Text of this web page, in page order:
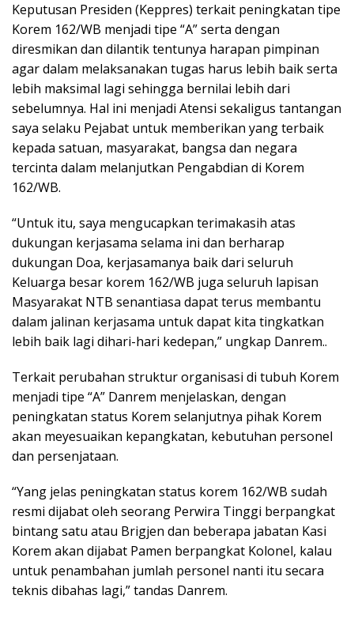
Keputusan Presiden (Keppres) terkait peningkatan tipe
Korem 162/WB menjadi tipe “A” serta dengan
diresmikan dan dilantik tentunya harapan pimpinan
agar dalam melaksanakan tugas harus lebih baik serta
lebih maksimal lagi sehingga bernilai lebih dari
sebelumnya. Hal ini menjadi Atensi sekaligus tantangan
saya selaku Pejabat untuk memberikan yang terbaik
kepada satuan, masyarakat, bangsa dan negara
tercinta dalam melanjutkan Pengabdian di Korem
162/WB.
“Untuk itu, saya mengucapkan terimakasih atas
dukungan kerjasama selama ini dan berharap
dukungan Doa, kerjasamanya baik dari seluruh
Keluarga besar korem 162/WB juga seluruh lapisan
Masyarakat NTB senantiasa dapat terus membantu
dalam jalinan kerjasama untuk dapat kita tingkatkan
lebih baik lagi dihari-hari kedepan,” ungkap Danrem..
Terkait perubahan struktur organisasi di tubuh Korem
menjadi tipe “A” Danrem menjelaskan, dengan
peningkatan status Korem selanjutnya pihak Korem
akan meyesuaikan kepangkatan, kebutuhan personel
dan persenjataan.
“Yang jelas peningkatan status korem 162/WB sudah
resmi dijabat oleh seorang Perwira Tinggi berpangkat
bintang satu atau Brigjen dan beberapa jabatan Kasi
Korem akan dijabat Pamen berpangkat Kolonel, kalau
untuk penambahan jumlah personel nanti itu secara
teknis dibahas lagi,” tandas Danrem.